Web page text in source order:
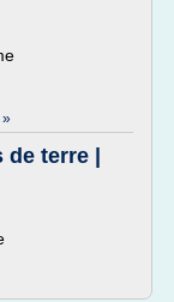
»
terre |